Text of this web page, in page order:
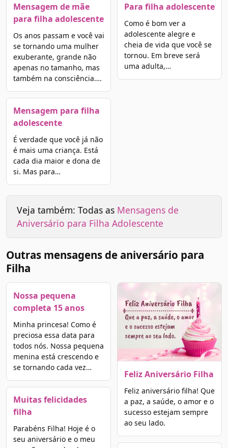
Mensagem de mãe
para filha adolescente
Os anos passam e você vai
se tornando uma mulher
exuberante, grande não
apenas no tamanho, mas
também na consciência….
Mensagem para filha
adolescente
É verdade que você já não
é mais uma criança. Está
cada dia maior e dona de
si. Mas para…
Para filha adolescente
Como é bom ver a
adolescente alegre e
cheia de vida que você se
tornou. Em breve será
uma adulta,…
Veja também: Todas as Mensagens de
Aniversário para Filha Adolescente
Outras mensagens de aniversário para
Filha
Nossa pequena
completa 15 anos
Minha princesa! Como é
preciosa essa data para
todos nós. Nossa pequena
menina está crescendo e
se tornando cada vez…
Muitas felicidades
filha
Parabéns Filha! Hoje é o
seu aniversário e o meu
Feliz Aniversário Filha
Feliz aniversário filha! Que
a paz, a saúde, o amor e o
sucesso estejam sempre
ao seu lado.